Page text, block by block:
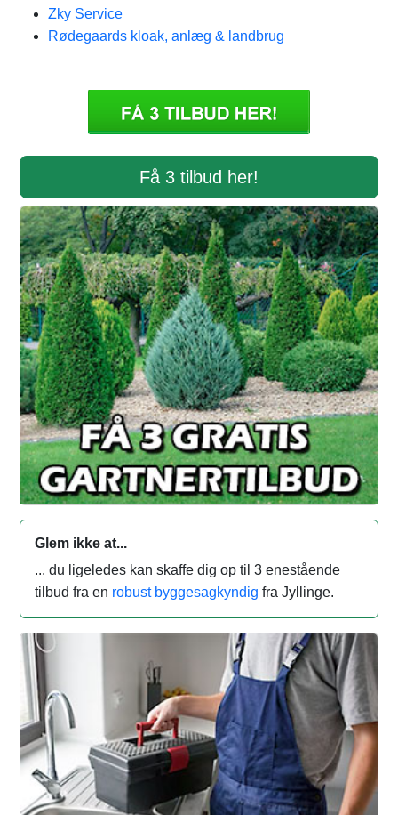
Zky Service
Rødegaards kloak, anlæg & landbrug
Få 3 tilbud her!
Glem ikke at...
... du ligeledes kan skaffe dig op til 3 enestående
tilbud fra en robust byggesagkyndig fra Jyllinge.